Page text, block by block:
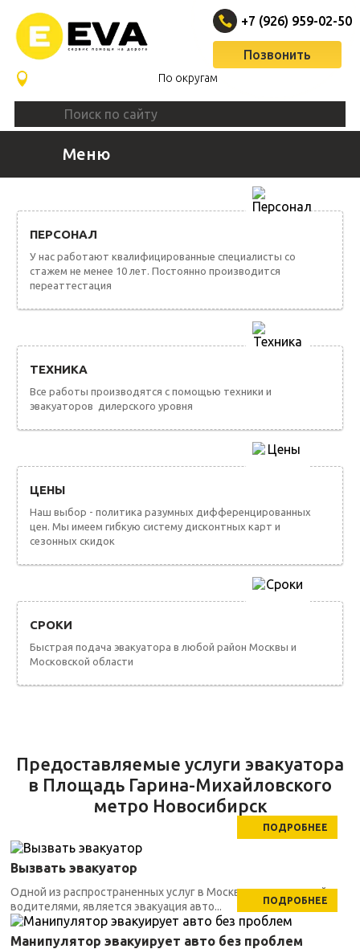
По округам
+7 (926) 959-02-50
Позвонить
Меню
ПЕРСОНАЛ
У нас работают квалифицированные специалисты со
стажем не менее 10 лет. Постоянно производится
переаттестация
ТЕХНИКА
Все работы производятся с помощью техники и
эвакуаторов дилерского уровня
ЦЕНЫ
Наш выбор - политика разумных дифференцированных
цен. Мы имеем гибкую систему дисконтных карт и
сезонных скидок
СРОКИ
Быстрая подача эвакуатора в любой район Москвы и
Московской области
Предоставляемые услуги эвакуатора
в Площадь Гарина-Михайловского
метро Новосибирск
ПОДРОБНЕЕ
Вызвать эвакуатор
Одной из распространенных услуг в Москве, заказываемой
водителями, является эвакуация авто...
ПОДРОБНЕЕ
Манипулятор эвакуирует авто без проблем